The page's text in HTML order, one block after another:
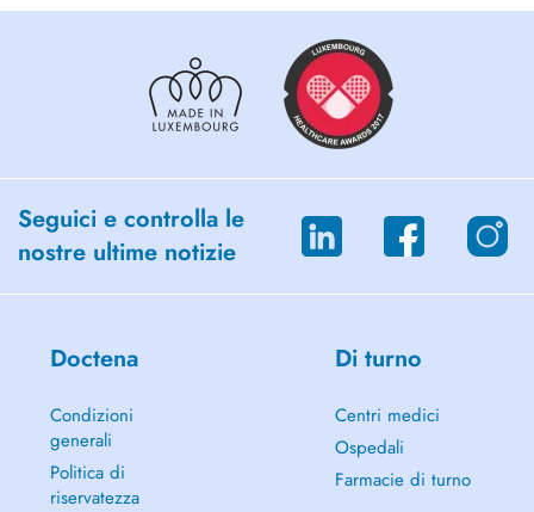
Seguici e controlla le
nostre ultime notizie
Doctena
Condizioni
generali
Politica di
riservatezza
Di turno
Centri medici
Ospedali
Farmacie di turno